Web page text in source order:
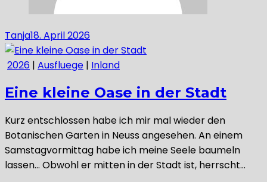
Tanja18. April 2026
2026 | Ausfluege | Inland
Eine kleine Oase in der Stadt
Kurz entschlossen habe ich mir mal wieder den
Botanischen Garten in Neuss angesehen. An einem
Samstagvormittag habe ich meine Seele baumeln
lassen… Obwohl er mitten in der Stadt ist, herrscht…